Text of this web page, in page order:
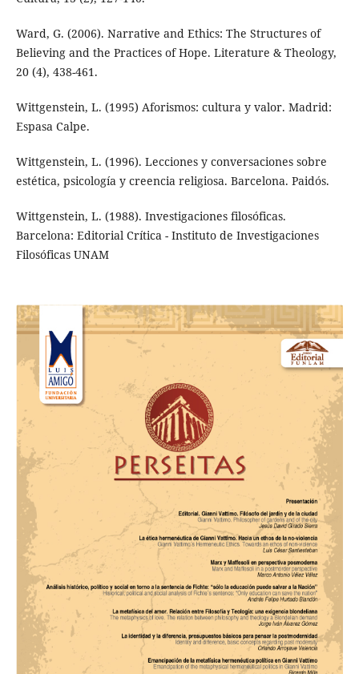
Ward, G. (2006). Narrative and Ethics: The Structures of
Believing and the Practices of Hope. Literature & Theology,
20 (4), 438-461.
Wittgenstein, L. (1995) Aforismos: cultura y valor. Madrid:
Espasa Calpe.
Wittgenstein, L. (1996). Lecciones y conversaciones sobre
estética, psicología y creencia religiosa. Barcelona. Paidós.
Wittgenstein, L. (1988). Investigaciones filosóficas.
Barcelona: Editorial Crítica - Instituto de Investigaciones
Filosóficas UNAM